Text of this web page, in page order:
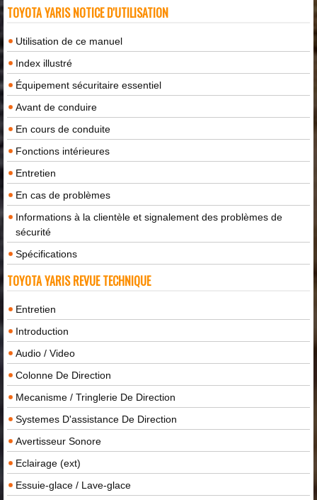
TOYOTA YARIS NOTICE D'UTILISATION
Utilisation de ce manuel
Index illustré
Équipement sécuritaire essentiel
Avant de conduire
En cours de conduite
Fonctions intérieures
Entretien
En cas de problèmes
Informations à la clientèle et signalement des problèmes de
sécurité
Spécifications
TOYOTA YARIS REVUE TECHNIQUE
Entretien
Introduction
Audio / Video
Colonne De Direction
Mecanisme / Tringlerie De Direction
Systemes D'assistance De Direction
Avertisseur Sonore
Eclairage (ext)
Essuie-glace / Lave-glace